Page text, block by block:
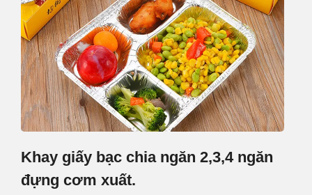
Khay giấy bạc chia ngăn 2,3,4 ngăn
đựng cơm xuất.